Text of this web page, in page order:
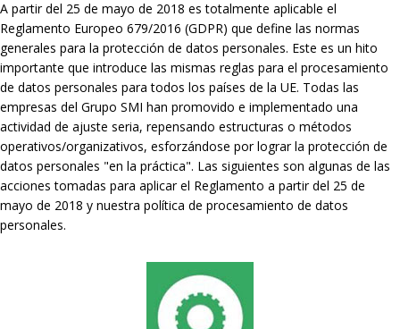
A partir del 25 de mayo de 2018 es totalmente aplicable el
Reglamento Europeo 679/2016 (GDPR) que define las normas
generales para la protección de datos personales. Este es un hito
importante que introduce las mismas reglas para el procesamiento
de datos personales para todos los países de la UE. Todas las
empresas del Grupo SMI han promovido e implementado una
actividad de ajuste seria, repensando estructuras o métodos
operativos/organizativos, esforzándose por lograr la protección de
datos personales "en la práctica". Las siguientes son algunas de las
acciones tomadas para aplicar el Reglamento a partir del 25 de
mayo de 2018 y nuestra política de procesamiento de datos
personales.